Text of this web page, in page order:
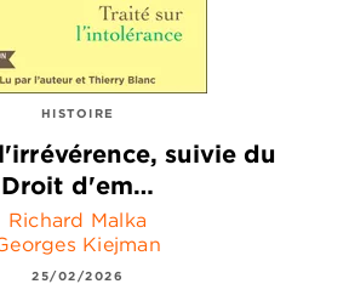
HISTOIRE
suivie du
Droit d'em…
Richard Malka
Kiejman
25/02/2026